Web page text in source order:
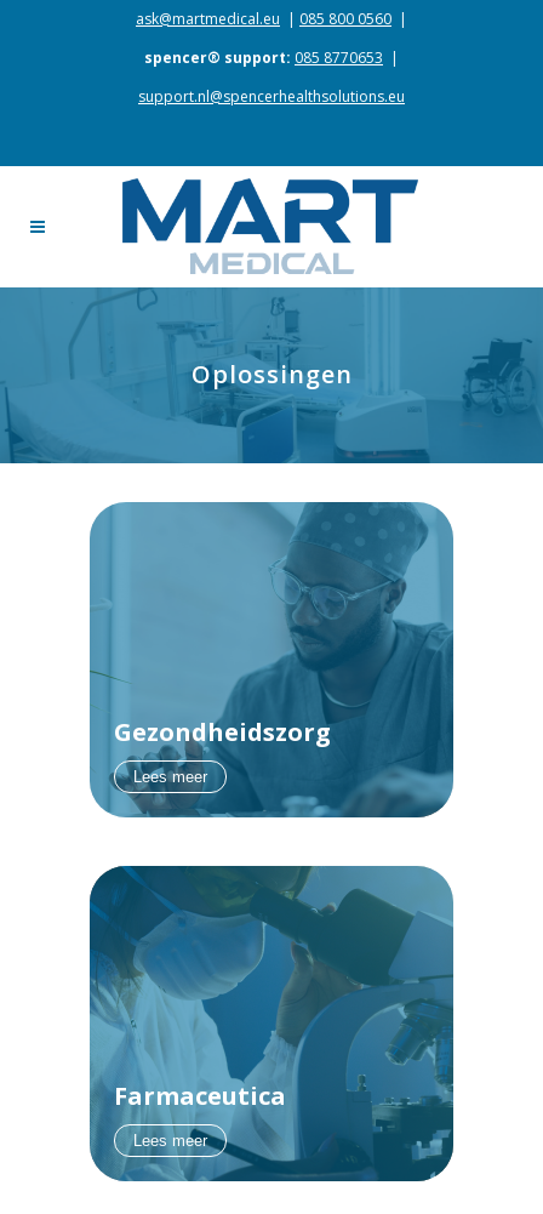
ask@martmedical.eu | 085 800 0560 |
spencer® support: 085 8770653 |
support.nl@spencerhealthsolutions.eu
Oplossingen
Gezondheidszorg
Lees meer
Farmaceutica
Lees meer